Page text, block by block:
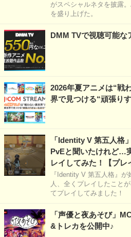
がスペシャルネタを披露
を盛り上げた。
DMM TVで視聴可能な
2026年夏アニメは“戦
界で見つける“頑張り
「Identity V 第五人格
PvEと聞いたけれど…
レイしてみた！【プレ
『Identity V 第五人格』
人、全くプレイしたこと
てプレイしてみました！
「声優と夜あそび」
&トレカを公開中♪